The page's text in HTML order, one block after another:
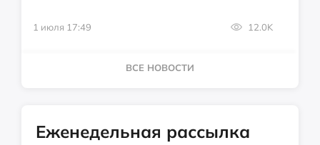
1 июля 17:49 12.0K
ВСЕ НОВОСТИ
Еженедельная рассылка